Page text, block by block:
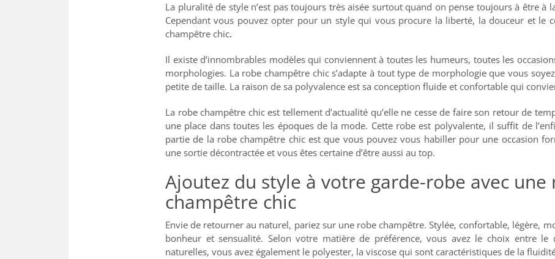
La pluralité de style n’est pas toujours très aisée surtout quand on pense toujours à être à
Cependant vous pouvez opter pour un style qui vous procure la liberté, la douceur et le
champêtre chic.
Il existe d’innombrables modèles qui conviennent à toutes les humeurs, toutes les
morphologies. La robe champêtre chic s’adapte à tout type de morphologie que vous
petite de taille. La raison de sa polyvalence est sa conception fluide et confortable qui
La robe champêtre chic est tellement d’actualité qu’elle ne cesse de faire son retour de
une place dans toutes les époques de la mode. Cette robe est polyvalente, il suffit de
partie de la robe champêtre chic est que vous pouvez vous habiller pour une occasion
une sortie décontractée et vous êtes certaine d’être aussi au top.
Ajoutez du style à votre garde-robe avec une
champêtre chic
Envie de retourner au naturel, pariez sur une robe champêtre. Stylée, confortable, légère,
bonheur et sensualité. Selon votre matière de préférence, vous avez le choix entre
naturelles, vous avez également le polyester, la viscose qui sont caractéristiques de la